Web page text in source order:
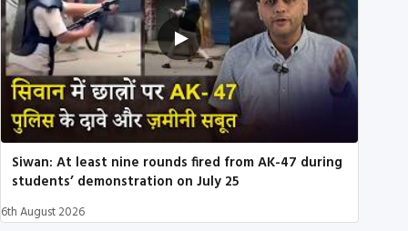
Siwan: At least nine rounds fired from AK-47 during
students’ demonstration on July 25
6th August 2026